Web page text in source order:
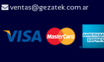
ventas@gezatek.com.ar